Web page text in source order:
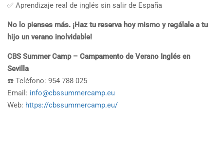
✅ Aprendizaje real de inglés sin salir de España
No lo pienses más. ¡Haz tu reserva hoy mismo y regálale a tu
hijo un verano inolvidable!
CBS Summer Camp – Campamento de Verano Inglés en
Sevilla
☎️ Teléfono: 954 788 025
Email: info@cbssummercamp.eu
Web: https://cbssummercamp.eu/